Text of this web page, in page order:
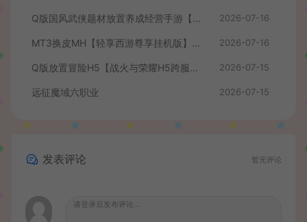
Q版国风武侠题材放置养成经营手游【我要当掌门】最新整理单机一键即玩镜像端+Linux手工服务端+安卓苹果H5三端+CDK授权后台+全套源码+详细搭建教程 2026-07-16
MT3换皮MH【轻享西游尊享挂机版】最新整理单机一键即玩镜像端+Linux手工服务端+安卓苹果双端+GM后台+全套源码+详细搭建教程 2026-07-16
Q版放置冒险H5【战火与荣耀H5跨服版】最新整理单机一键即玩镜像端+Linux手工服务端+简易安卓+CDK授权后台+详细搭建教程 2026-07-15
远征魔域六职业 2026-07-15
发表评论 暂无评论